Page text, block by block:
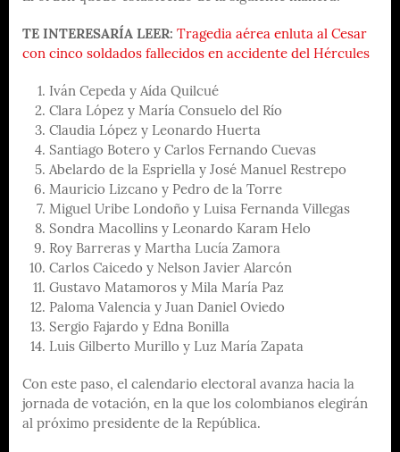
TE INTERESARÍA LEER: Tragedia aérea enluta al Cesar
con cinco soldados fallecidos en accidente del Hércules
Iván Cepeda y Aída Quilcué
Clara López y María Consuelo del Río
Claudia López y Leonardo Huerta
Santiago Botero y Carlos Fernando Cuevas
Abelardo de la Espriella y José Manuel Restrepo
Mauricio Lizcano y Pedro de la Torre
Miguel Uribe Londoño y Luisa Fernanda Villegas
Sondra Macollins y Leonardo Karam Helo
Roy Barreras y Martha Lucía Zamora
Carlos Caicedo y Nelson Javier Alarcón
Gustavo Matamoros y Mila María Paz
Paloma Valencia y Juan Daniel Oviedo
Sergio Fajardo y Edna Bonilla
Luis Gilberto Murillo y Luz María Zapata
Con este paso, el calendario electoral avanza hacia la
jornada de votación, en la que los colombianos elegirán
al próximo presidente de la República.